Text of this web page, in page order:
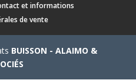
et informations
de vente
BUISSON - ALAIMO &